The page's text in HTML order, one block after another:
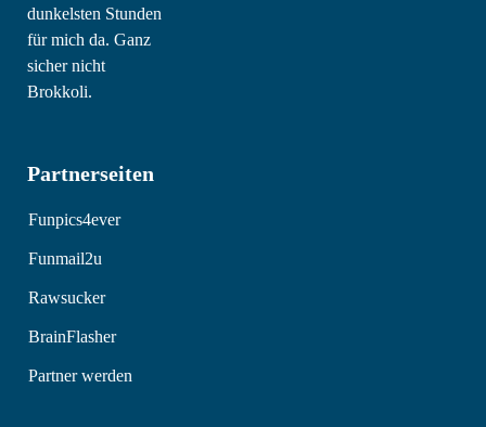
Partnerseiten
Funpics4ever
Funmail2u
Rawsucker
BrainFlasher
Partner werden